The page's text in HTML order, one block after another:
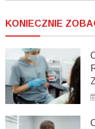
KONIECZNIE